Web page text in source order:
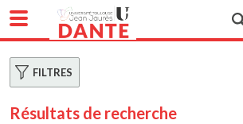
FILTRES
Résultats de recherche